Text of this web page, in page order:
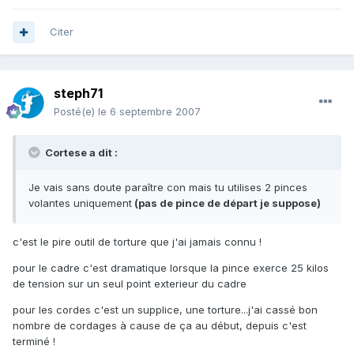
Citer
steph71
Posté(e) le 6 septembre 2007
Cortese a dit :
Je vais sans doute paraître con mais tu utilises 2 pinces
volantes uniquement (pas de pince de départ je suppose)
c'est le pire outil de torture que j'ai jamais connu !
pour le cadre c'est dramatique lorsque la pince exerce 25 kilos
de tension sur un seul point exterieur du cadre
pour les cordes c'est un supplice, une torture...j'ai cassé bon
nombre de cordages à cause de ça au début, depuis c'est
terminé !